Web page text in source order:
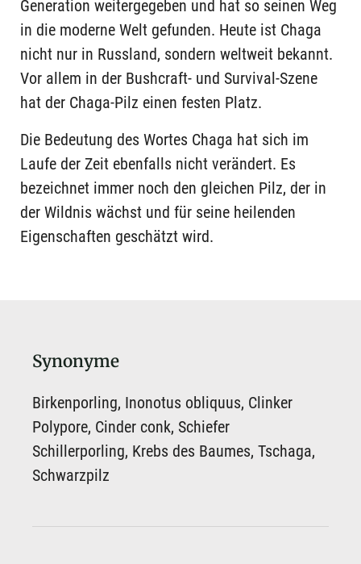
Generation weitergegeben und hat so seinen Weg
in die moderne Welt gefunden. Heute ist Chaga
nicht nur in Russland, sondern weltweit bekannt.
Vor allem in der Bushcraft- und Survival-Szene
hat der Chaga-Pilz einen festen Platz.
Die Bedeutung des Wortes Chaga hat sich im
Laufe der Zeit ebenfalls nicht verändert. Es
bezeichnet immer noch den gleichen Pilz, der in
der Wildnis wächst und für seine heilenden
Eigenschaften geschätzt wird.
Synonyme
Birkenporling, Inonotus obliquus, Clinker
Polypore, Cinder conk, Schiefer
Schillerporling, Krebs des Baumes, Tschaga,
Schwarzpilz